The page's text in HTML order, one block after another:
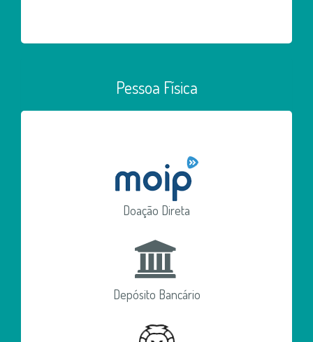
Pessoa Física
Doação Direta
Depósito Bancário